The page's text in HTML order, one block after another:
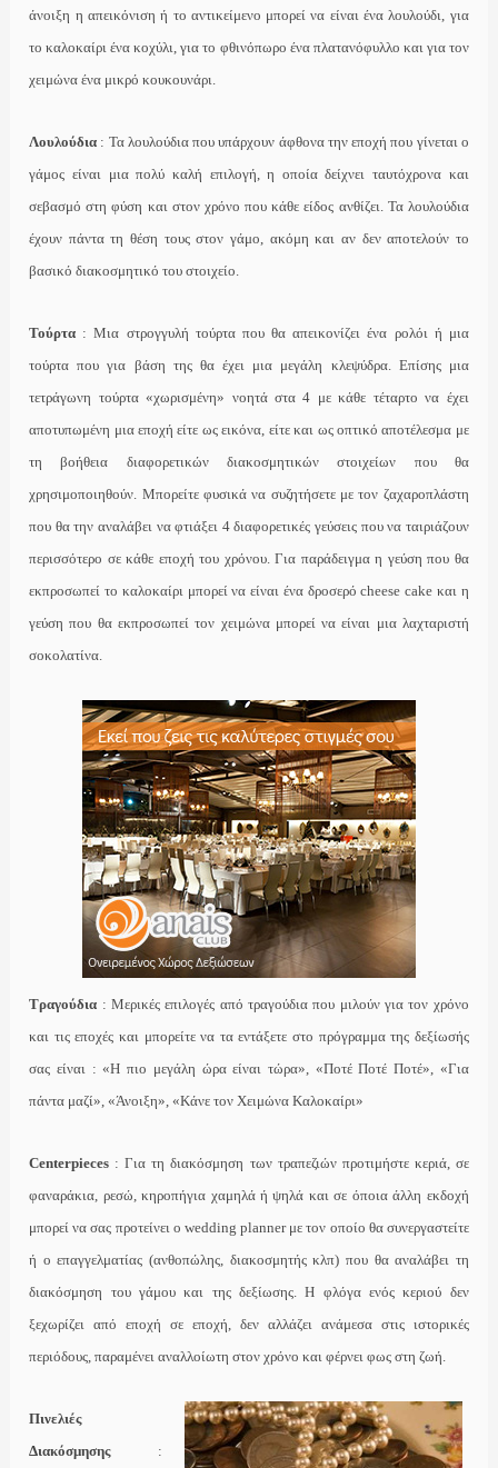
άνοιξη η απεικόνιση ή το αντικείμενο μπορεί να είναι ένα λουλούδι, για
το καλοκαίρι ένα κοχύλι, για το φθινόπωρο ένα πλατανόφυλλο και για τον
χειμώνα ένα μικρό κουκουνάρι.
Λουλούδια : Τα λουλούδια που υπάρχουν άφθονα την εποχή που γίνεται ο
γάμος είναι μια πολύ καλή επιλογή, η οποία δείχνει ταυτόχρονα και
σεβασμό στη φύση και στον χρόνο που κάθε είδος ανθίζει. Τα λουλούδια
έχουν πάντα τη θέση τους στον γάμο, ακόμη και αν δεν αποτελούν το
βασικό διακοσμητικό του στοιχείο.
Τούρτα : Μια στρογγυλή τούρτα που θα απεικονίζει ένα ρολόι ή μια
τούρτα που για βάση της θα έχει μια μεγάλη κλεψύδρα. Επίσης μια
τετράγωνη τούρτα «χωρισμένη» νοητά στα 4 με κάθε τέταρτο να έχει
αποτυπωμένη μια εποχή είτε ως εικόνα, είτε και ως οπτικό αποτέλεσμα με
τη βοήθεια διαφορετικών διακοσμητικών στοιχείων που θα
χρησιμοποιηθούν. Μπορείτε φυσικά να συζητήσετε με τον ζαχαροπλάστη
που θα την αναλάβει να φτιάξει 4 διαφορετικές γεύσεις που να ταιριάζουν
περισσότερο σε κάθε εποχή του χρόνου. Για παράδειγμα η γεύση που θα
εκπροσωπεί το καλοκαίρι μπορεί να είναι ένα δροσερό cheese cake και η
γεύση που θα εκπροσωπεί τον χειμώνα μπορεί να είναι μια λαχταριστή
σοκολατίνα.
Τραγούδια : Μερικές επιλογές από τραγούδια που μιλούν για τον χρόνο
και τις εποχές και μπορείτε να τα εντάξετε στο πρόγραμμα της δεξίωσής
σας είναι : «Η πιο μεγάλη ώρα είναι τώρα», «Ποτέ Ποτέ Ποτέ», «Για
πάντα μαζί», «Άνοιξη», «Κάνε τον Χειμώνα Καλοκαίρι»
Centerpieces : Για τη διακόσμηση των τραπεζιών προτιμήστε κεριά, σε
φαναράκια, ρεσώ, κηροπήγια χαμηλά ή ψηλά και σε όποια άλλη εκδοχή
μπορεί να σας προτείνει ο wedding planner με τον οποίο θα συνεργαστείτε
ή ο επαγγελματίας (ανθοπώλης, διακοσμητής κλπ) που θα αναλάβει τη
διακόσμηση του γάμου και της δεξίωσης. Η φλόγα ενός κεριού δεν
ξεχωρίζει από εποχή σε εποχή, δεν αλλάζει ανάμεσα στις ιστορικές
περιόδους, παραμένει αναλλοίωτη στον χρόνο και φέρνει φως στη ζωή.
Πινελιές
Διακόσμησης: